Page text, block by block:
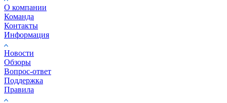
О компании
Команда
Контакты
Информация
Новости
Обзоры
Вопрос-ответ
Поддержка
Правила